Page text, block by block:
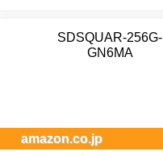
SDSQUAR-256G-
GN6MA
amazon.co.jp